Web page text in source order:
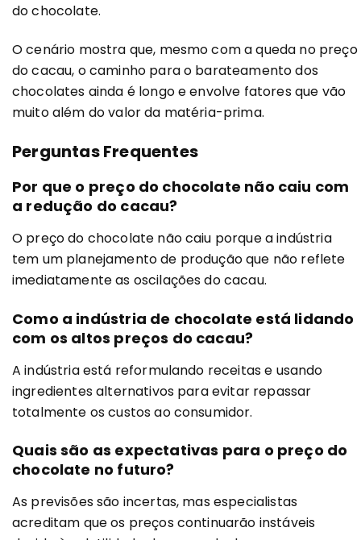
do chocolate.
O cenário mostra que, mesmo com a queda no preço
do cacau, o caminho para o barateamento dos
chocolates ainda é longo e envolve fatores que vão
muito além do valor da matéria-prima.
Perguntas Frequentes
Por que o preço do chocolate não caiu com
a redução do cacau?
O preço do chocolate não caiu porque a indústria
tem um planejamento de produção que não reflete
imediatamente as oscilações do cacau.
Como a indústria de chocolate está lidando
com os altos preços do cacau?
A indústria está reformulando receitas e usando
ingredientes alternativos para evitar repassar
totalmente os custos ao consumidor.
Quais são as expectativas para o preço do
chocolate no futuro?
As previsões são incertas, mas especialistas
acreditam que os preços continuarão instáveis